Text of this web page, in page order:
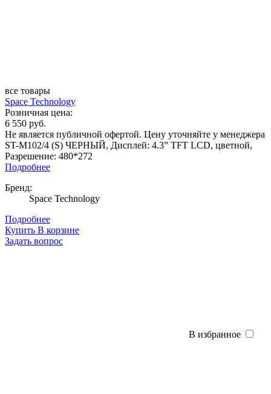
все товары
Space Technology
Розничная цена:
6 550 руб.
Не является публичной офертой. Цену уточняйте у менеджера
ST-M102/4 (S) ЧЕРНЫЙ, Дисплей: 4.3” TFT LCD, цветной,
Разрешение: 480*272
Подробнее
Бренд:
Space Technology
Подробнее
Купить В корзине
Задать вопрос
В избранное